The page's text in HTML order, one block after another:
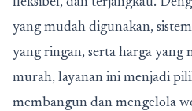
yang mudah digunakan,
yang ringan, serta harga yang
murah, layanan ini menjadi
membangun dan mengelola